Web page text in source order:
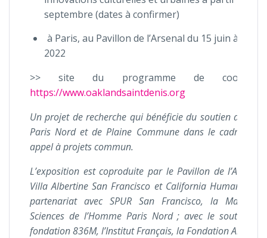
septembre (dates à confirmer)
à Paris, au Pavillon de l’Arsenal du 15 juin à fin
2022
>> site du programme de
https://www.oaklandsaintdenis.org
Un projet de recherche qui bénéficie du soutien de la
Paris Nord et de Plaine Commune dans le cadre de
appel à projets commun.
L’exposition est coproduite par le Pavillon de
Villa Albertine San Francisco et California Humanities ;
partenariat avec SPUR San Francisco, la Maison
Sciences de l’Homme Paris Nord ; avec le soutien
fondation 836M, l’Institut Français, la Fondation Art